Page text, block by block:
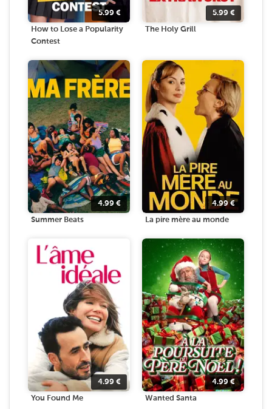
5.99 €
How to Lose a Popularity
Contest
5.99 €
The Holy Grill
4.99 €
Summer Beats
4.99€
La pire mère au monde
4.99 €
You Found Me
4.99€
Wanted Santa